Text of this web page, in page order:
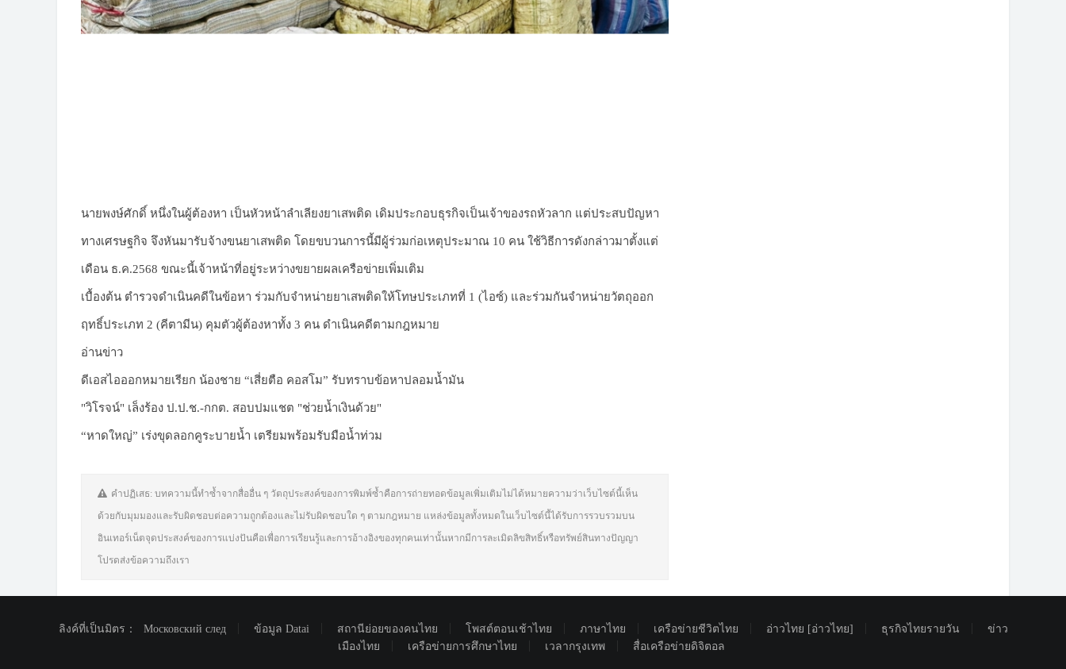
นายพงษ์ศักดิ์ หนึ่งในผู้ต้องหา เป็นหัวหน้าลำเลียงยาเสพติด เดิมประกอบธุรกิจเป็นเจ้าของรถหัวลาก แต่ประสบปัญหา
ทางเศรษฐกิจ จึงหันมารับจ้างขนยาเสพติด โดยขบวนการนี้มีผู้ร่วมก่อเหตุประมาณ 10 คน ใช้วิธีการดังกล่าวมาตั้งแต่
เดือน ธ.ค.2568 ขณะนี้เจ้าหน้าที่อยู่ระหว่างขยายผลเครือข่ายเพิ่มเติม
เบื้องต้น ตำรวจดำเนินคดีในข้อหา ร่วมกับจำหน่ายยาเสพติดให้โทษประเภทที่ 1 (ไอซ์) และร่วมกันจำหน่ายวัตถุออก
ฤทธิ์ประเภท 2 (คีตามีน) คุมตัวผู้ต้องหาทั้ง 3 คน ดำเนินคดีตามกฎหมาย
อ่านข่าว
ดีเอสไอออกหมายเรียก น้องชาย “เสี่ยตือ คอสโม” รับทราบข้อหาปลอมน้ำมัน
"วิโรจน์" เล็งร้อง ป.ป.ช.-กกต. สอบปมแชต "ช่วยน้ำเงินด้วย"
“หาดใหญ่” เร่งขุดลอกคูระบายน้ำ เตรียมพร้อมรับมือน้ำท่วม
คำปฏิเสธ: บทความนี้ทำซ้ำจากสื่ออื่น ๆ วัตถุประสงค์ของการพิมพ์ซ้ำคือการถ่ายทอดข้อมูลเพิ่มเติมไม่ได้หมายความว่าเว็บไซต์นี้เห็น
ด้วยกับมุมมองและรับผิดชอบต่อความถูกต้องและไม่รับผิดชอบใด ๆ ตามกฎหมาย แหล่งข้อมูลทั้งหมดในเว็บไซต์นี้ได้รับการรวบรวมบน
อินเทอร์เน็ตจุดประสงค์ของการแบ่งปันคือเพื่อการเรียนรู้และการอ้างอิงของทุกคนเท่านั้นหากมีการละเมิดลิขสิทธิ์หรือทรัพย์สินทางปัญญา
โปรดส่งข้อความถึงเรา
ลิงค์ที่เป็นมิตร： Московский след ข้อมูล Datai สถานีย่อยของคนไทย โพสต์ตอนเช้าไทย ภาษาไทย เครือข่ายชีวิตไทย อ่าวไทย [อ่าวไทย] ธุรกิจไทยรายวัน
ข่าว
เมืองไทย
เครือข่ายการศึกษาไทย เวลากรุงเทพ สื่อเครือข่ายดิจิตอล